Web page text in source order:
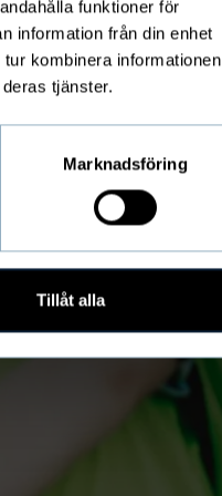
funktioner för
information från din enhet
kombinera informationen
tjänster.
Marknadsföring
Tillåt alla